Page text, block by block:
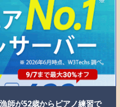
師が52歳からピアノ練習で